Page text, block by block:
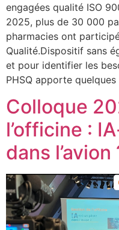
engagées qualité ISO
2025, plus de 30 000
pharmacies ont
Qualité.Dispositif sans
et pour identifier les
PHSQ apporte
Colloque
l’officine :
dans l’avion